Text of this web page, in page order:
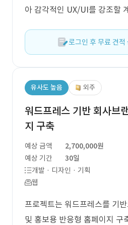
아 감각적인 UX/UI를 강조할
로그인 후 무료 견적
유사도 높음 외주
워드프레스 기반 회사브
지 구축
예상 금액
2,700,000원
예상 기간
30일
개발 · 디자인 · 기획
웹
프로젝트는 워드프레스를 기
및 홍보용 반응형 홈페이지 구